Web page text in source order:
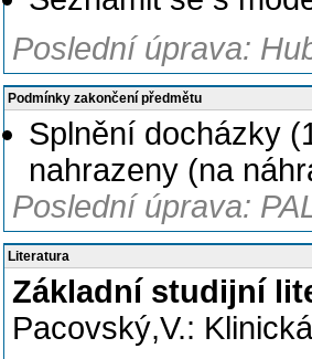
Poslední úprava:
Podmínky zakončení předmětu
Splnění docházky
nahrazeny (na
Poslední úprava:
Literatura
Základní studijní
Pacovský,V.: